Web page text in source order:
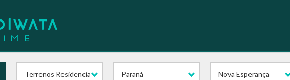
Terrenos Residenciais Paraná Nova Esperança